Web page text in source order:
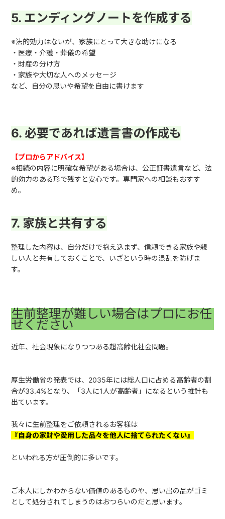
5. エンディングノートを作成する
※法的効力はないが、家族にとって大きな助けになる
・医療・介護・葬儀の希望
・財産の分け方
・家族や大切な人へのメッセージ
など、自分の思いや希望を自由に書けます
6. 必要であれば遺言書の作成も
【プロからアドバイス】
※相続の内容に明確な希望がある場合は、公正証書遺言など、法
的効力のある形で残すと安心です。専門家への相談もおすす
め。
7. 家族と共有する
整理した内容は、自分だけで抱え込まず、信頼できる家族や親
しい人と共有しておくことで、いざという時の混乱を防げま
す。
生前整理が難しい場合はプロにお任
せください
近年、社会現象になりつつある超高齢化社会問題。
厚生労働省の発表では、 2035年には総人口に占める高齢者の割
合が33.4%となり、「3人に1人が高齢者」になるという推計も
出ています。
我々に生前整理をご依頼されるお客様は
『自身の家財や愛用した品々を他人に捨てられたくない』
といわれる方が圧倒的に多いです。
ご本人にしかわからない価値のあるものや、思い出の品がゴミ
として処分されてしまうのはおつらいのだと思います。